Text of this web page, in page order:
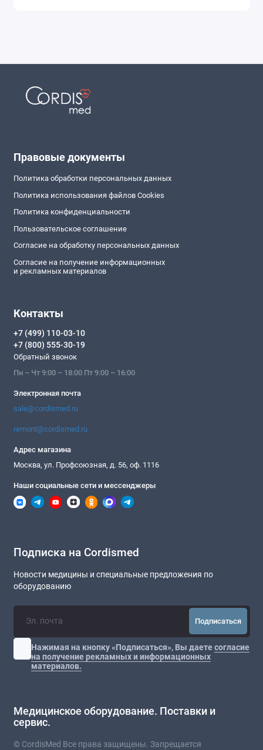
Правовые документы
Политика обработки персональных данных
Политика использования файлов Cookies
Политика конфиденциальности
Пользовательское соглашение
Согласие на обработку персональных данных
Согласие на получение информационных
и рекламных материалов
Контакты
+7 (499) 110-03-10
+7 (800) 555-30-19
Обратный звонок
Пн – Чт 9:00 – 18:00 Пт 9:00 – 16:00
Электронная почта
sale@cordismed.ru
remont@cordismed.ru
Адрес магазина
Москва, ул. Профсоюзная, д. 56, оф. 1116
Наши социальные сети и мессенджеры
Подписка на Cordismed
Новости медицины и специальные предложения по
оборудованию
Подписаться
Нажимая на кнопку «Подписаться», Вы даетесогласие
на получение рекламных и информационных
материалов.
Медицинское оборудование. Поставки и
сервис.
© CordisMed Все права защищены. Запрещается